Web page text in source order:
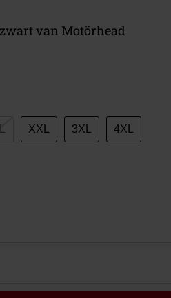
van Motörhead
XXL 3XL 4XL